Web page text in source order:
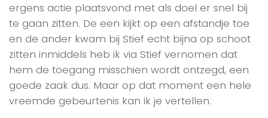
ergens actie plaatsvond met als doel er snel bij
te gaan zitten. De een kijkt op een afstandje toe
en de ander kwam bij Stief echt bijna op schoot
zitten inmiddels heb ik via Stief vernomen dat
hem de toegang misschien wordt ontzegd, een
goede zaak dus. Maar op dat moment een hele
vreemde gebeurtenis kan ik je vertellen.